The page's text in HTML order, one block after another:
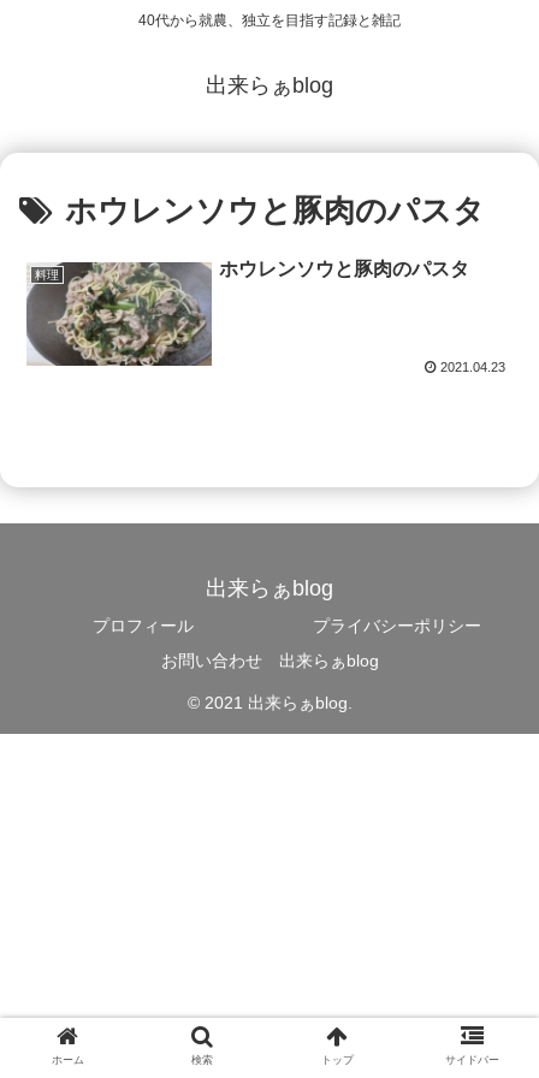
40代から就農、独立を目指す記録と雑記
出来らぁblog
ホウレンソウと豚肉のパスタ
料理 ホウレンソウと豚肉のパスタ
2021.04.23
出来らぁblog
プロフィール
プライバシーポリシー
お問い合わせ 出来らぁblog
© 2021 出来らぁblog.
ホーム 検索 トップ サイドバー